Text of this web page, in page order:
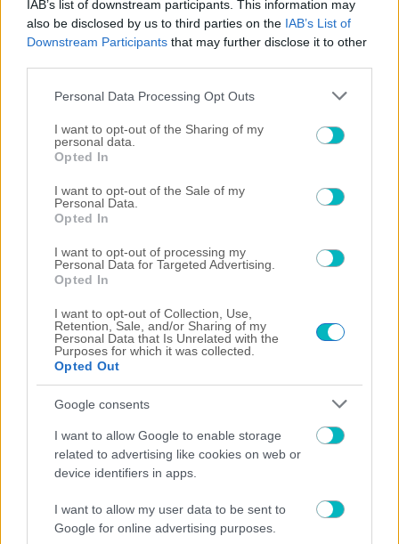
IAB’s list of downstream participants. This information may
also be disclosed by us to third parties on the IAB’s List of
Downstream Participants that may further disclose it to other
Please note that this website/app uses one or more Google
not limited to your visit or usage behaviour. You may click to
grant or deny consent to Google and its third-party tags to
use your data for below specified purposes in below Google
consent section.
Personal Data Processing Opt Outs
I want to opt-out of the Sharing of my
personal data.
Opted In
I want to opt-out of the Sale of my
Personal Data.
Opted In
I want to opt-out of processing my
Personal Data for Targeted Advertising.
Opted In
I want to opt-out of Collection, Use,
Retention, Sale, and/or Sharing of my
Personal Data that Is Unrelated with the
Purposes for which it was collected.
Opted Out
Google consents
I want to allow Google to enable storage
related to advertising like cookies on web or
device identifiers in apps.
I want to allow my user data to be sent to
Google for online advertising purposes.
ΠΟΔΟΣΦΑΙΡΟ
«Υπογράφει στον ΟΦΗ για τα επόμενα δύο χρόνια ο